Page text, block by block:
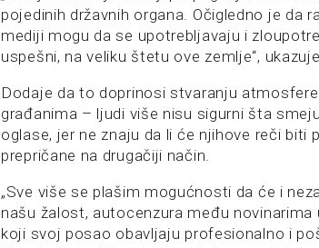
pojedinih državnih organa. Očigledno je da
mediji mogu da se upotrebljavaju i
uspešni, na veliku štetu ove zemlje“,
Dodaje da to doprinosi stvaranju
građanima – ljudi više nisu sigurni šta
oglase, jer ne znaju da li će njihove reči biti
prepričane na drugačiji način.
„Sve više se plašim mogućnosti da će i
našu žalost, autocenzura među
koji svoj posao obavljaju profesionalno i